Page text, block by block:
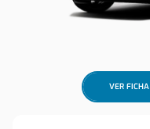
VER FICHA